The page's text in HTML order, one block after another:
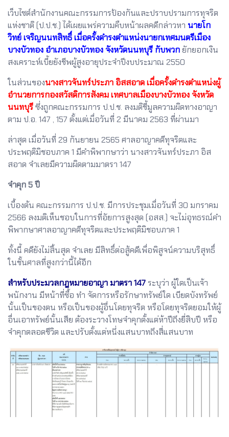
เว็บไซต์สำนักงานคณะกรรมการป้องกันและปราบปรามการทุจริต
แห่งชาติ (ป.ป.ช.) ได้เผยแพร่ความคืบหน้าผลคดีกล่าวหา นายโก
วิทย์ เจริญนนทสิทธิ์ เมื่อครั้งดำรงตำแหน่งนายกเทศมนตรีเมือง
บางบัวทอง อำเภอบางบัวทอง จังหวัดนนทบุรี กับพวกยักยอกเงิน
สงเคราะห์เบี้ยยังชีพผู้สูงอายุประจำปีงบประมาณ 2550
ในส่วนของนางสาวจันทร์ประภา อิสสอาด เมื่อครั้งดำรงตำแหน่งผู้
อํานวยการกองสวัสดิการสังคม เทศบาลเมืองบางบัวทอง จังหวัด
นนทบุรีซึ่งถูกคณะกรรมการ ป.ป.ช. ลงมติชี้มูลความผิดทางอาญา
ตาม ป.อ. 147 , 157 ตั้งแต่เมื่อวันที่ 2 มีนาคม 2563 ที่ผ่านมา
ล่าสุด เมื่อวันที่ 29 กันยายน 2565 ศาลอาญาคดีทุจริตและ
ประพฤติมิชอบภาค 1 มีคำพิพากษาว่า นางสาวจันทร์ประภา อิส
สอาด จำเลยมีความผิดตามมาตรา 147
จำคุก 5 ปี
เบื้องต้น คณะกรรมการ ป.ป.ช. มีการประชุมเมื่อวันที่ 30 มกราคม
2566 ลงมติเห็นชอบในการที่อัยการสูงสุด (อสส.) จะไม่อุทธรณ์คำ
พิพากษาศาลอาญาคดีทุจริตและประพฤติมิชอบภาค 1
ทั้งนี้ คดียังไม่สิ้นสุด จำเลย มีสิทธิ์ต่อสู้คดีเพื่อพิสูจน์ความบริสุทธิ์
ในชั้นศาลที่สูงกว่านี้ได้อีก
สำหรับประมวลกฎหมายอาญา มาตรา 147ระบุว่า ผู้ใดเป็นเจ้า
พนักงาน มีหน้าที่ซื้อ ทำ จัดการหรือรักษาทรัพย์ใด เบียดบังทรัพย์
นั้นเป็นของตน หรือเป็นของผู้อื่นโดยทุจริต หรือโดยทุจริตยอมให้ผู้
อื่นเอาทรัพย์นั้นเสีย ต้องระวางโทษจำคุกตั้งแต่ห้าปีถึงยี่สิบปี หรือ
จำคุกตลอดชีวิต และปรับตั้งแต่หนึ่งแสนบาทถึงสี่แสนบาท